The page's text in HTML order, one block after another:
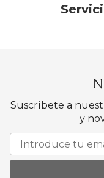
Suscríbete a
y